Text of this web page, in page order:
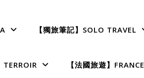
【獨旅筆記】SOLO TRAVEL
【法國旅遊】FRANCE